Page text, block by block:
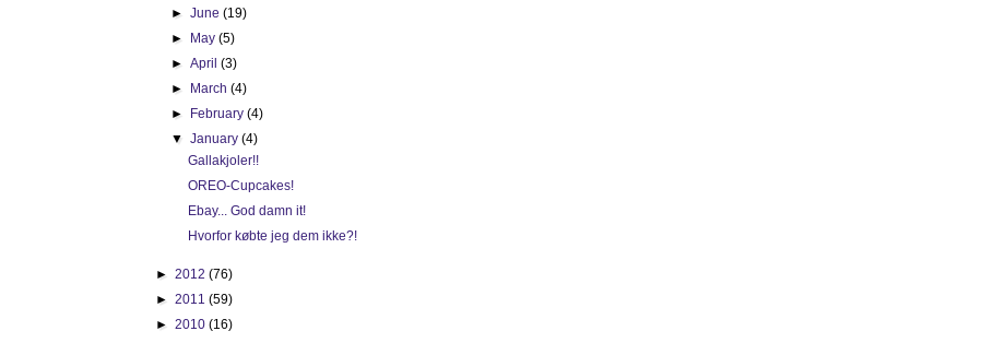
►June(19)
►
May(5)
►April(3)
►
March(4)
►
February(4)
▼January(4)
Gallakjoler!!
OREO-Cupcakes!
Ebay... God damn it!
Hvorfor købte jeg dem ikke?!
► 2012 (76)
► 2011 (59)
► 2010 (16)